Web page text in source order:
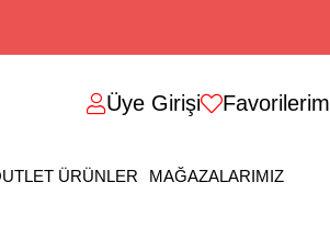
Üye Girişi Favorilerim
ÜRÜNLER MAĞAZALARIMIZ